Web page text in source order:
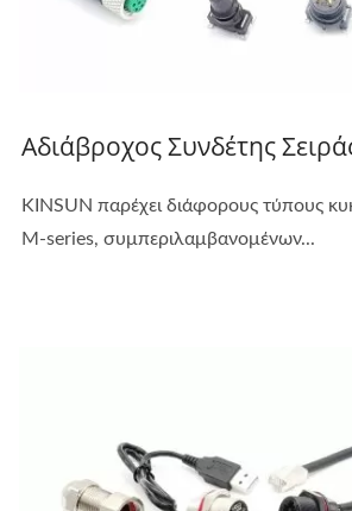
Αδιάβροχος Συνδέτης
KINSUN παρέχει διάφορους τύπους
M-series, συμπεριλαμβανομένων...